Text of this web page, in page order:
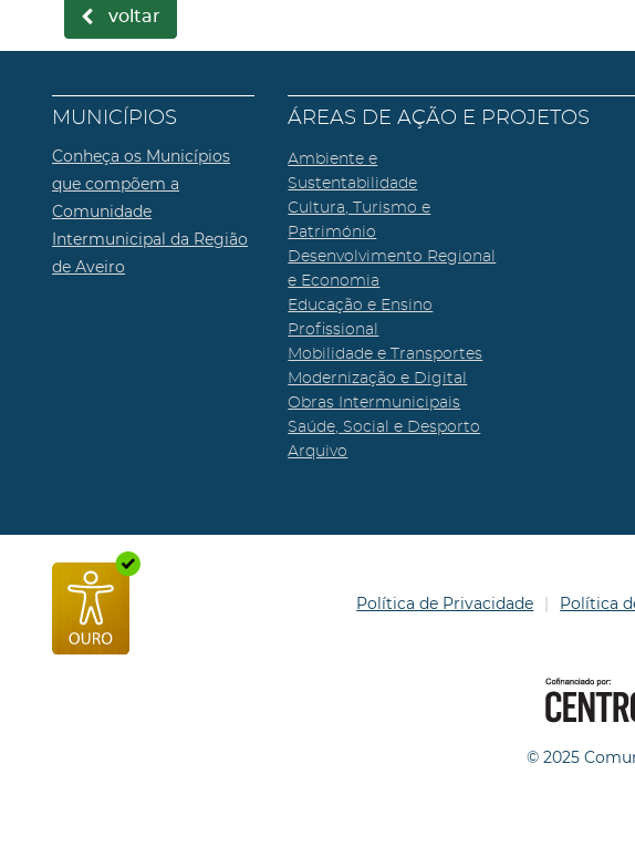
voltar
MUNICÍPIOS
Conheça os Municípios
que compõem a
Comunidade
Intermunicipal da Região
de Aveiro
ÁREAS DE AÇÃO E PROJETOS
Ambiente e
Sustentabilidade
Cultura, Turismo e
Património
Desenvolvimento Regional
e Economia
Educação e Ensino
Profissional
Mobilidade e Transportes
Modernização e Digital
Obras Intermunicipais
Saúde, Social e Desporto
Arquivo
Política de Privacidade Política
© 2025